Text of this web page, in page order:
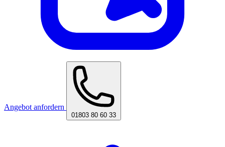
Angebot anfordern
01803 80 60 33